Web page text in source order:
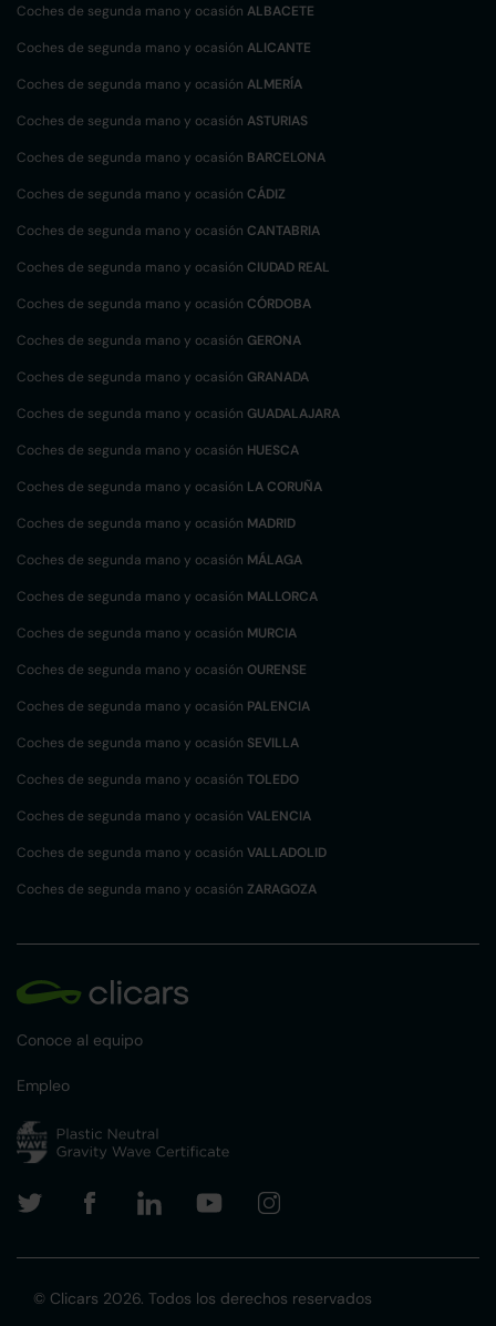
Coches de segunda mano y ocasión ALBACETE
Coches de segunda mano y ocasión ALICANTE
Coches de segunda mano y ocasión ALMERÍA
Coches de segunda mano y ocasión ASTURIAS
Coches de segunda mano y ocasión BARCELONA
Coches de segunda mano y ocasión CÁDIZ
Coches de segunda mano y ocasión CANTABRIA
Coches de segunda mano y ocasión CIUDAD REAL
Coches de segunda mano y ocasión CÓRDOBA
Coches de segunda mano y ocasión GERONA
Coches de segunda mano y ocasión GRANADA
Coches de segunda mano y ocasión GUADALAJARA
Coches de segunda mano y ocasión HUESCA
Coches de segunda mano y ocasión LA CORUÑA
Coches de segunda mano y ocasión MADRID
Coches de segunda mano y ocasión MÁLAGA
Coches de segunda mano y ocasión MALLORCA
Coches de segunda mano y ocasión MURCIA
Coches de segunda mano y ocasión OURENSE
Coches de segunda mano y ocasión PALENCIA
Coches de segunda mano y ocasión SEVILLA
Coches de segunda mano y ocasión TOLEDO
Coches de segunda mano y ocasión VALENCIA
Coches de segunda mano y ocasión VALLADOLID
Coches de segunda mano y ocasión ZARAGOZA
Conoce al equipo
Empleo
© Clicars 2026. Todos los derechos reservados